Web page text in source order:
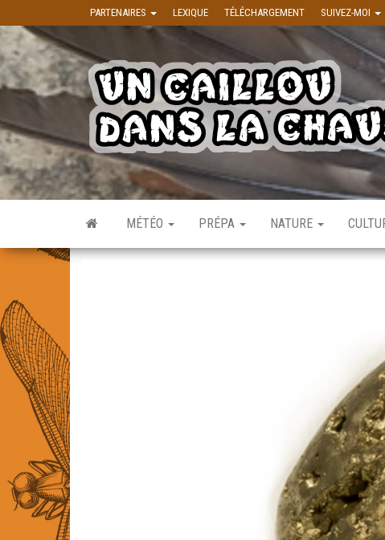
Skip to the contentPARTENAIRES LEXIQUE TÉLÉCHARGEMENT SUIVEZ-MOI
MÉTÉO PRÉPA NATURE